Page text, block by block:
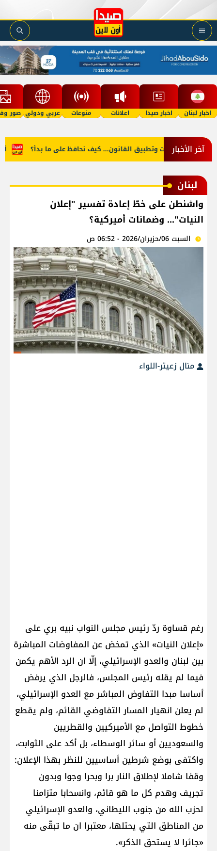
اخبار لبنان اخبار صيدا اعلانات منوعات عربي ودولي صور
آخر الأخبار
التعديات وتطبيق القانون... كيف نحافظ على ما بدأ؟
لبنان
واشنطن على خطّ إعادة تفسير "إعلان
النيات"... وضمانات أميركية؟
السبت 06/حزيران/2026 - 06:52 ص
منال زعيتر-اللواء
رغم قساوة ردّ رئيس مجلس النواب نبيه بري على
«إعلان النيات» الذي تمخض عن المفاوضات المباشرة
بين لبنان والعدو الإسرائيلي، إلّا ان الرد الأهم يكمن
فيما لم يقله رئيس المجلس، فالرجل الذي يرفض
أساسا مبدا التفاوض المباشر مع العدو الإسرائيلي،
لم يعلن انهيار المسار التفاوضي القائم، ولم يقطع
خطوط التواصل مع الأميركيين والقطريين
والسعوديين أو سائر الوسطاء، بل أكد على الثوابت،
واكتفى بوضع شرطين أساسيين للنظر بهذا الإعلان:
وقفا شاملا لإطلاق النار برا وبحرا وجوا وبدون
تجريف وهدم كل ما هو قائم، وانسحابا متزامنا
لحزب الله من جنوب الليطاني، والعدو الإسرائيلي
من المناطق التي يحتلها، معتبرا ان ما تبقّى منه
«جائرا لا يستحق الذكر».